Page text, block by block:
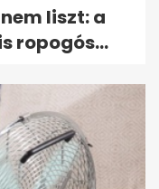
liszt: a
ropogós...